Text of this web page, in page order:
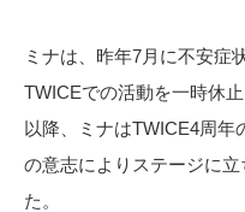
ミナは、昨年7月に不安症
TWICEでの活動を一時休止
以降、ミナはTWICE4周年
の意志によりステージに
た。